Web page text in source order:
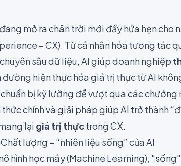
mở ra chân trời mới đầy hứa hẹn cho
– CX). Từ cá nhân hóa tương tác
sâu dữ liệu, AI giúp doanh nghiệp
đường hiện thực hóa giá trị thực từ AI
bị kỹ lưỡng để vượt qua các
chính và giải pháp giúp AI trở thành
lại giá trị thựctrong CX.
lượng – “nhiên liệu sống” của AI
hình học máy (Machine Learning),